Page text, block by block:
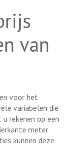
van
voor het
variabelen die
rekenen op een
meter
kunnen deze